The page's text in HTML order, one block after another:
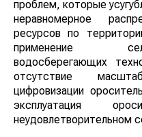
проблем, которые
неравномерное
ресурсов по
применение
водосберегающих
отсутствие
цифровизации
эксплуатация
неудовлетворительном